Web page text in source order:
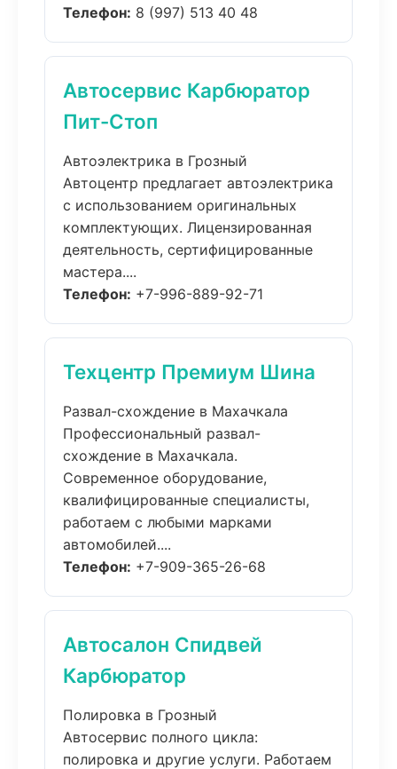
Телефон: 8 (997) 513 40 48
Автосервис Карбюратор
Пит-Стоп
Автоэлектрика в Грозный
Автоцентр предлагает автоэлектрика
с использованием оригинальных
комплектующих. Лицензированная
деятельность, сертифицированные
мастера....
Телефон: +7-996-889-92-71
Техцентр Премиум Шина
Развал-схождение в Махачкала
Профессиональный развал-
схождение в Махачкала.
Современное оборудование,
квалифицированные специалисты,
работаем с любыми марками
автомобилей....
Телефон: +7-909-365-26-68
Автосалон Спидвей
Карбюратор
Полировка в Грозный
Автосервис полного цикла:
полировка и другие услуги. Работаем